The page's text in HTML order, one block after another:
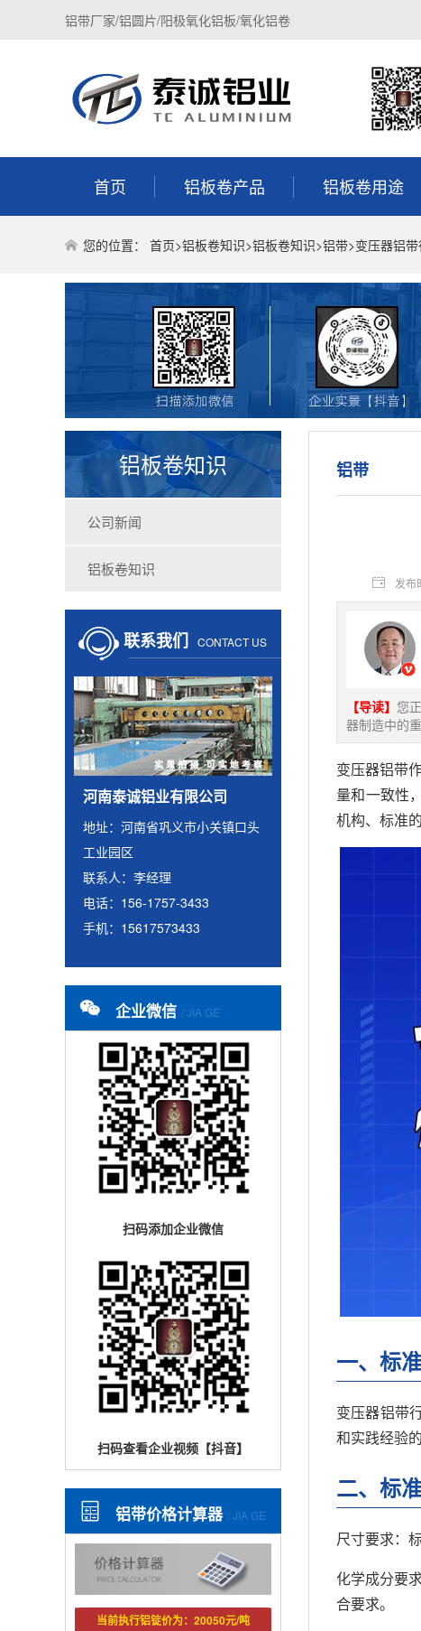
铝带厂家/铝圆片/阳极氧化铝板/氧化铝卷
首页 铝板卷产品 铝板卷用途
您的位置： 首页>铝板卷知识>铝板卷知识>铝带>变压器铝带
铝板卷知识
公司新闻
铝板卷知识
联系我们 CONTACT US
河南泰诚铝业有限公司
地址：河南省巩义市小关镇口头
工业园区
联系人：李经理
电话：156-1757-3433
手机：15617573433
企业微信 / JIA GE
扫码添加企业微信
扫码查看企业视频【抖音】
铝带价格计算器 / JIA GE
当前执行铝锭价为：20050元/吨
铝带
发布
【导读】您
器制造中的
变压器铝带
量和一致性
机构、标准
一、标
变压器铝带
和实践经验
二、标
尺寸要求：
化学成分要
合要求。